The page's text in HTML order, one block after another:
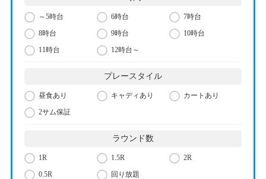
～5時台 6時台
7時台
8時台
9時台
10時台
11時台
12時台～
プレースタイル
昼食あり キャディあり
カートあり
2サム保証
ラウンド数
1R 1.5R
2R
0.5R
回り放題